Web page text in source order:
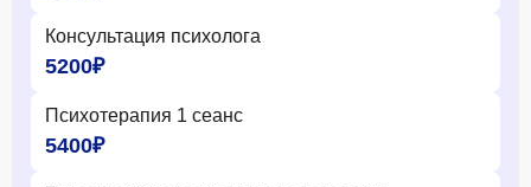
Консультация психолога
5200₽
Психотерапия 1 сеанс
5400₽